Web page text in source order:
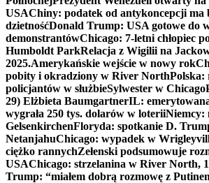
USAChiny: podatek od antykoncepcji ma
dzietnośćDonald Trump: USA gotowe do
demonstrantówChicago: 7-letni chłopiec
Humboldt ParkRelacja z Wigilii na
2025.Amerykańskie wejście w nowy rok
pobity i okradziony w River NorthPolska:
policjantów w służbieSylwester w Chicago
29) Elżbieta BaumgartnerIL:
wygrała 250 tys. dolarów w loteriiNiemcy:
GelsenkirchenFloryda: spotkanie D.
NetanjahuChicago: wypadek w
ciężko rannychZełenski podsumowuje
USAChicago: strzelanina w River North,
Trump: “miałem dobrą rozmowę z